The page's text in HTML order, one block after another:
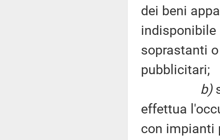
dei beni
indisponibile
soprastanti
pubblicitari;
b)
effettua
con impianti